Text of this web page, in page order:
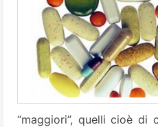
“maggiori”, quelli cioè di